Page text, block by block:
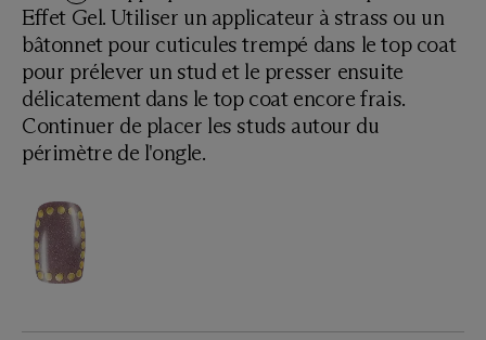
Effet Gel. Utiliser un applicateur à strass ou un
bâtonnet pour cuticules trempé dans le top coat
pour prélever un stud et le presser ensuite
délicatement dans le top coat encore frais.
Continuer de placer les studs autour du
périmètre de l'ongle.